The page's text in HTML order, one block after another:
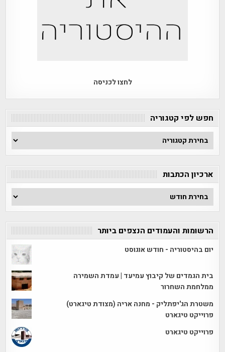
לחצו לכניסה
חפש לפי קטגוריה
חפש
לפי
קטגוריה
ארכיון הכתבות
ארכיון
הכתבות
הרשומות והעמודים הנצפים ביותר
יום בהיסטוריה - חודש אוגוסט
בית הגמדים של קיבוץ עמיעד | עמדת השמירה
ממלחמת השחרור
משטרת הג'יפתליק - מחנה אריה (מצודת טיגארט)
פרוייקט טיגארט
פרוייקט טיגארט